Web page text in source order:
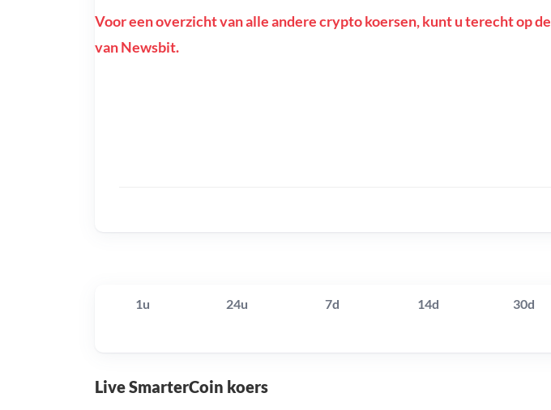
Voor een overzicht van alle andere crypto koersen, kunt u terecht op de
van Newsbit.
1u 24u 7d 14d 30d
Live SmarterCoin koers